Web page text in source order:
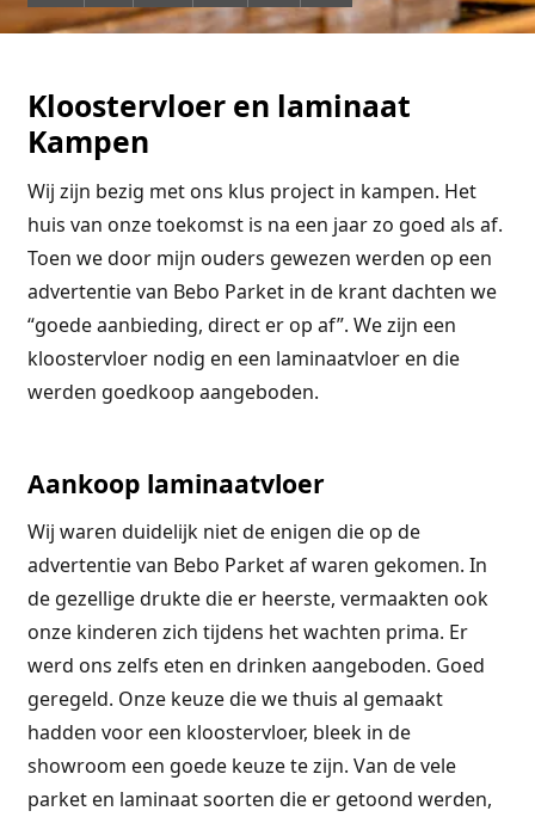
Kloostervloer en laminaat
Kampen
Wij zijn bezig met ons klus project in kampen. Het
huis van onze toekomst is na een jaar zo goed als af.
Toen we door mijn ouders gewezen werden op een
advertentie van Bebo Parket in de krant dachten we
“goede aanbieding, direct er op af”. We zijn een
kloostervloer nodig en een laminaatvloer en die
werden goedkoop aangeboden.
Aankoop laminaatvloer
Wij waren duidelijk niet de enigen die op de
advertentie van Bebo Parket af waren gekomen. In
de gezellige drukte die er heerste, vermaakten ook
onze kinderen zich tijdens het wachten prima. Er
werd ons zelfs eten en drinken aangeboden. Goed
geregeld. Onze keuze die we thuis al gemaakt
hadden voor een kloostervloer, bleek in de
showroom een goede keuze te zijn. Van de vele
parket en laminaat soorten die er getoond werden,